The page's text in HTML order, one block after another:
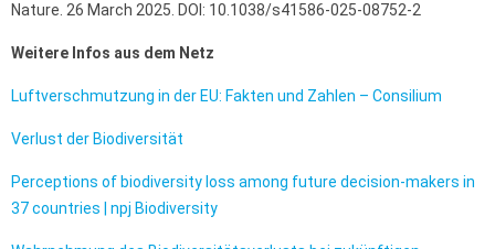
Nature. 26 March 2025. DOI: 10.1038/s41586-025-08752-2
Weitere Infos aus dem Netz
Luftverschmutzung in der EU: Fakten und Zahlen – Consilium
Verlust der Biodiversität
Perceptions of biodiversity loss among future decision-makers in
37 countries | npj Biodiversity